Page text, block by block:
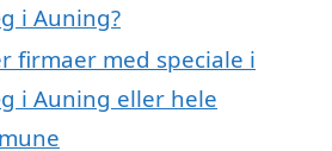
i Auning?
firmaer med speciale i
i Auning eller hele